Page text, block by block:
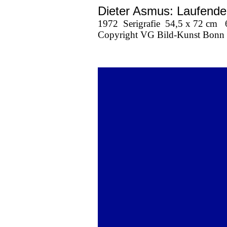
Dieter Asmus:
1972 Serigrafie 54,5 x 72 cm
Copyright VG Bild-Kunst Bonn